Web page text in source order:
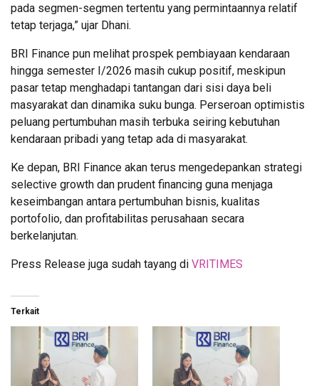
pada segmen-segmen tertentu yang permintaannya relatif
tetap terjaga,” ujar Dhani.
BRI Finance pun melihat prospek pembiayaan kendaraan
hingga semester I/2026 masih cukup positif, meskipun
pasar tetap menghadapi tantangan dari sisi daya beli
masyarakat dan dinamika suku bunga. Perseroan optimistis
peluang pertumbuhan masih terbuka seiring kebutuhan
kendaraan pribadi yang tetap ada di masyarakat.
Ke depan, BRI Finance akan terus mengedepankan strategi
selective growth dan prudent financing guna menjaga
keseimbangan antara pertumbuhan bisnis, kualitas
portofolio, dan profitabilitas perusahaan secara
berkelanjutan.
Press Release juga sudah tayang di VRITIMES
Terkait